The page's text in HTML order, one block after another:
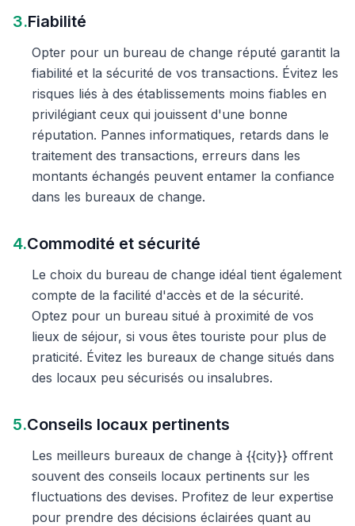
3.Fiabilité
Opter pour un bureau de change réputé garantit la
fiabilité et la sécurité de vos transactions. Évitez les
risques liés à des établissements moins fiables en
privilégiant ceux qui jouissent d'une bonne
réputation. Pannes informatiques, retards dans le
traitement des transactions, erreurs dans les
montants échangés peuvent entamer la confiance
dans les bureaux de change.
4.Commodité et sécurité
Le choix du bureau de change idéal tient également
compte de la facilité d'accès et de la sécurité.
Optez pour un bureau situé à proximité de vos
lieux de séjour, si vous êtes touriste pour plus de
praticité. Évitez les bureaux de change situés dans
des locaux peu sécurisés ou insalubres.
5.Conseils locaux pertinents
Les meilleurs bureaux de change à {{city}} offrent
souvent des conseils locaux pertinents sur les
fluctuations des devises. Profitez de leur expertise
pour prendre des décisions éclairées quant au